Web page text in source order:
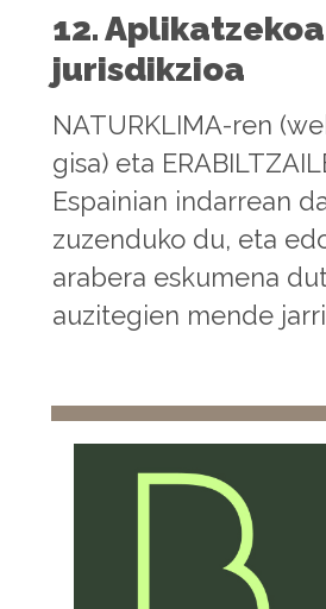
12.
jurisdikzioa
NATURKLIMA-ren
gisa) eta
Espainian indarrean
zuzenduko du, eta
arabera eskumena
auzitegien mende